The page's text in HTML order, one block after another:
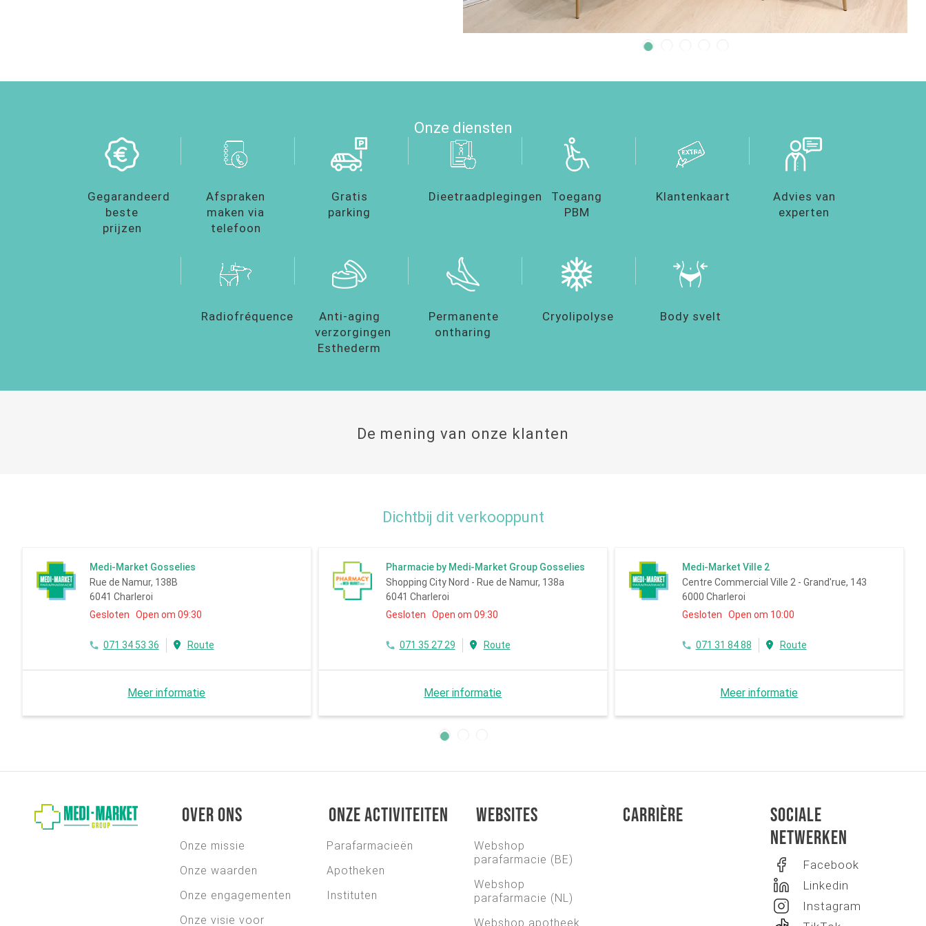
Onze diensten
Gegarandeerd
beste
prijzen
Afspraken
maken via
telefoon
Gratis
parking
Dieetraadplegingen
Toegang
PBM
Klantenkaart
Advies van
experten
Radiofréquence
Anti-aging
verzorgingen
Esthederm
Permanente
ontharing
Cryolipolyse Body svelt
De mening van onze klanten
Dichtbij dit verkooppunt
Medi-Market Gosselies
Rue de Namur, 138B
6041 Charleroi
Gesloten Open om 09:30
071 34 53 36 Route
Meer informatie
Pharmacie by Medi-Market Group Gosselies
Shopping City Nord - Rue de Namur, 138a
6041 Charleroi
Gesloten Open om 09:30
071 35 27 29 Route
Meer informatie
Medi-Market Ville 2
Centre Commercial Ville 2 - Grand'rue, 143
6000 Charleroi
Gesloten Open om 10:00
071 31 84 88 Route
Meer informatie
Over ons
Onze missie
Onze waarden
Onze engagementen
Onze visie voor
Onze activiteiten
Parafarmacieën
Apotheken
Instituten
Websites
Webshop
parafarmacie (BE)
Webshop
parafarmacie (NL)
Webshop apotheek
Carrière
Sociale
netwerken
Facebook
Linkedin
Instagram